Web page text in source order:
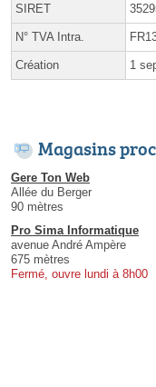
SIRET
N° TVA Intra.
Création 1
Magasins
Gere Ton Web
Allée du Berger
90 mètres
Pro Sima Informatique
avenue André Ampère
675 mètres
Fermé, ouvre lundi à 8h00